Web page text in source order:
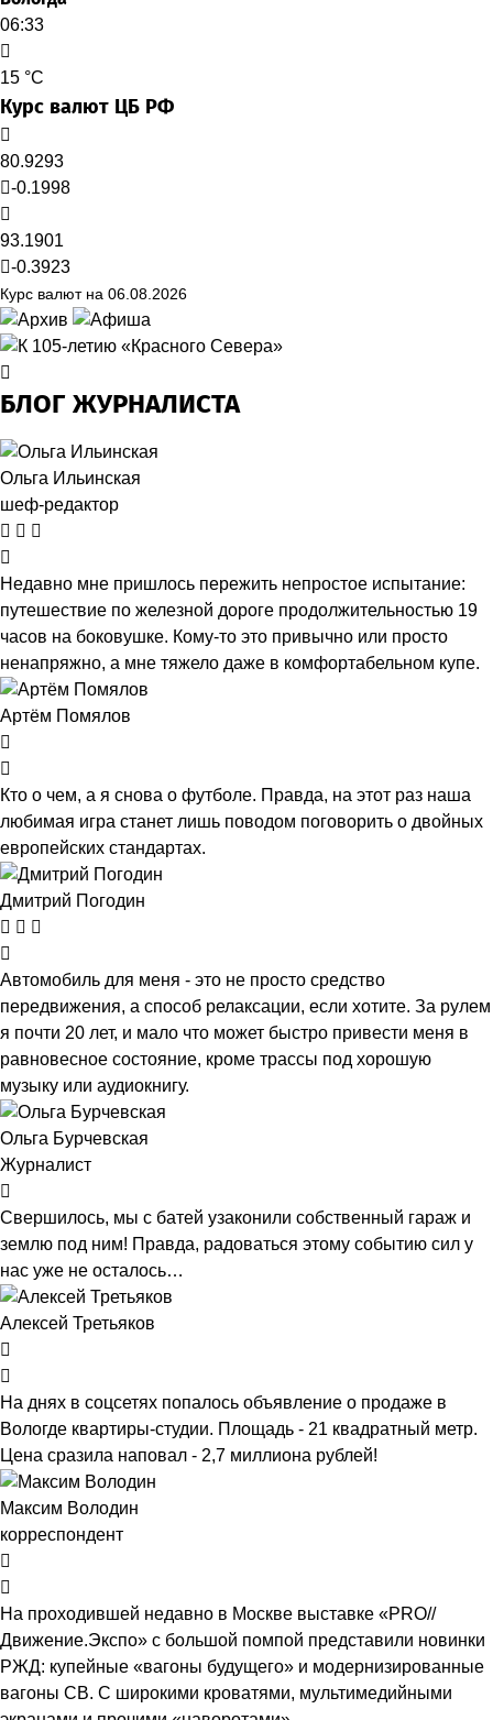
06:33
15 °C
Курс валют ЦБ РФ
80.9293
-0.1998
93.1901
-0.3923
Курс валют на 06.08.2026
БЛОГ ЖУРНАЛИСТА
Ольга Ильинская
шеф-редактор
Недавно мне пришлось пережить непростое испытание:
путешествие по железной дороге продолжительностью 19
часов на боковушке. Кому-то это привычно или просто
ненапряжно, а мне тяжело даже в комфортабельном купе.
Артём Помялов
Кто о чем, а я снова о футболе. Правда, на этот раз наша
любимая игра станет лишь поводом поговорить о двойных
европейских стандартах.
Дмитрий Погодин
Автомобиль для меня - это не просто средство
передвижения, а способ релаксации, если хотите. За рулем
я почти 20 лет, и мало что может быстро привести меня в
равновесное состояние, кроме трассы под хорошую
музыку или аудиокнигу.
Ольга Бурчевская
Журналист
Свершилось, мы с батей узаконили собственный гараж и
землю под ним! Правда, радоваться этому событию сил у
нас уже не осталось…
Алексей Третьяков
На днях в соцсетях попалось объявление о продаже в
Вологде квартиры-студии. Площадь - 21 квадратный метр.
Цена сразила наповал - 2,7 миллиона рублей!
Максим Володин
корреспондент
На проходившей недавно в Мос­кве выставке «PRO//
Движение.Экспо» с большой помпой представили новинки
РЖД: купейные «вагоны будущего» и модернизированные
вагоны СВ. С широкими кроватями, мультимедийными